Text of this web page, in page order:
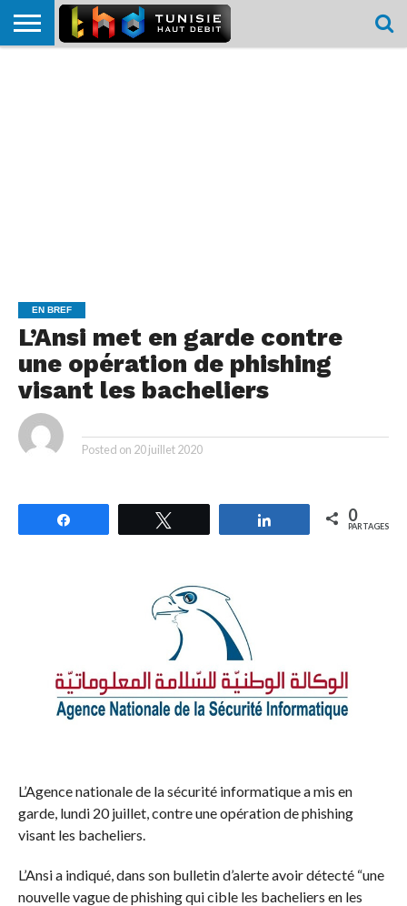
EN BREF
L’Ansi met en garde contre
une opération de phishing
visant les bacheliers
Posted on 20 juillet 2020
Partagez 0
PARTAGES
L’Agence nationale de la sécurité informatique a mis en
garde, lundi 20 juillet, contre une opération de phishing
visant les bacheliers.
L’Ansi a indiqué, dans son bulletin d’alerte avoir détecté “une
nouvelle vague dephishingqui cible les bacheliers en les